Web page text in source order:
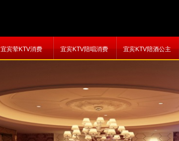
宜宾荤KTV消费 宜宾KTV陪唱消费 宜宾KTV陪酒公主